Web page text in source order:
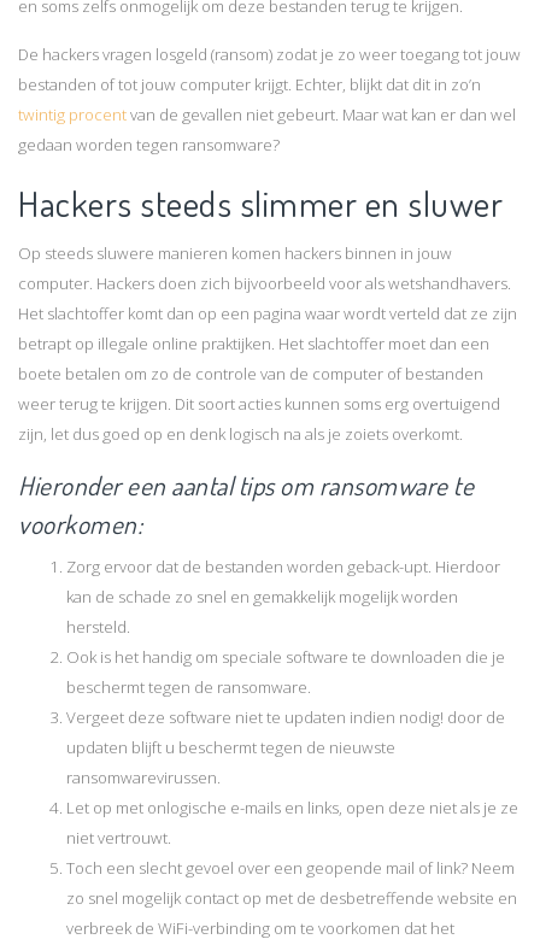
en soms zelfs onmogelijk om deze bestanden terug te krijgen.
De hackers vragen losgeld (ransom) zodat je zo weer toegang tot jouw
bestanden of tot jouw computer krijgt. Echter, blijkt dat dit in zo’n
twintig procentvan de gevallen niet gebeurt. Maar wat kan er dan wel
gedaan worden tegen ransomware?
Hackers steeds slimmer en sluwer
Op steeds sluwere manieren komen hackers binnen in jouw
computer. Hackers doen zich bijvoorbeeld voor als wetshandhavers.
Het slachtoffer komt dan op een pagina waar wordt verteld dat ze zijn
betrapt op illegale online praktijken. Het slachtoffer moet dan een
boete betalen om zo de controle van de computer of bestanden
weer terug te krijgen. Dit soort acties kunnen soms erg overtuigend
zijn, let dus goed op en denk logisch na als je zoiets overkomt.
Hieronder een aantal tips om ransomware te
voorkomen:
Zorg ervoor dat de bestanden worden geback-upt. Hierdoor
kan de schade zo snel en gemakkelijk mogelijk worden
hersteld.
Ook is het handig om speciale software te downloaden die je
beschermt tegen de ransomware.
Vergeet deze software niet te updaten indien nodig! door de
updaten blijft u beschermt tegen de nieuwste
ransomwarevirussen.
Let op met onlogische e-mails en links, open deze niet als je ze
niet vertrouwt.
Toch een slecht gevoel over een geopende mail of link? Neem
zo snel mogelijk contact op met de desbetreffende website en
verbreek de WiFi-verbinding om te voorkomen dat het